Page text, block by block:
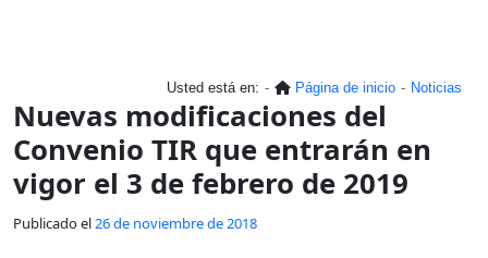
Usted está en: Página de inicio Noticias
Nuevas modificaciones del
Convenio TIR que entrarán en
vigor el 3 de febrero de 2019
Publicado el26 de noviembre de 2018